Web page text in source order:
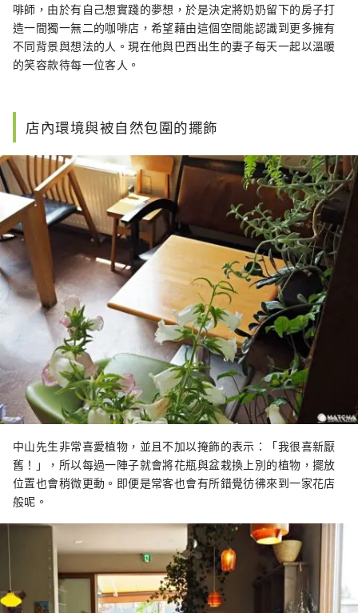
啡師，由於有自己想實踐的夢想，於是決定將奶奶留下的房子打
造一間獨一無二的咖啡店，希望藉由這個空間能認識到更多擁有
不同背景與想法的人。現在他與巴西出生的妻子每天一起以溫暖
的笑容款待每一位客人。
店內環境與被自然包圍的擺飾
中山先生非常喜愛植物，並且不加以掩飾的表示：「我很喜新厭
舊！」，所以每過一陣子就會將花瓶與盆栽換上別的植物，擺放
位置也會稍微更動。即便是常客也會有所錯覺彷彿來到一家花店
般呢。